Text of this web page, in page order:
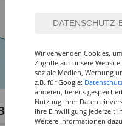
& KUNST
Wir verwenden Cookies,
Zugriffe auf unsere
soziale Medien, Werbung
z.B. für Google:
anderen, bereits
Nutzung Ihrer Daten
Ihre Einwilligung jederzeit
Weitere Informationen